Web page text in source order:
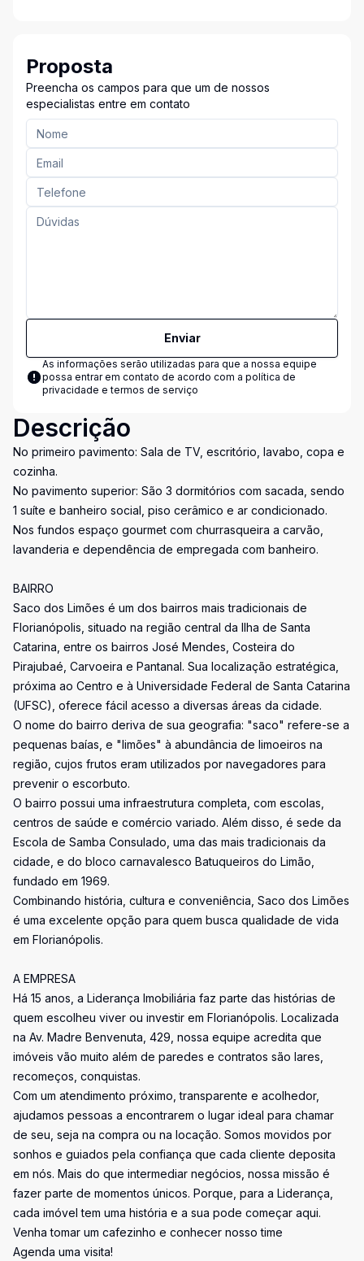
Proposta
Preencha os campos para que um de nossos
especialistas entre em contato
Enviar
As informações serão utilizadas para que a nossa equipe
possa entrar em contato de acordo com a política de
privacidade e termos de serviço
Descrição
No primeiro pavimento: Sala de TV, escritório, lavabo, copa e
cozinha.
No pavimento superior: São 3 dormitórios com sacada, sendo
1 suíte e banheiro social, piso cerâmico e ar condicionado.
Nos fundos espaço gourmet com churrasqueira a carvão,
lavanderia e dependência de empregada com banheiro.
BAIRRO
Saco dos Limões é um dos bairros mais tradicionais de
Florianópolis, situado na região central da Ilha de Santa
Catarina, entre os bairros José Mendes, Costeira do
Pirajubaé, Carvoeira e Pantanal. Sua localização estratégica,
próxima ao Centro e à Universidade Federal de Santa Catarina
(UFSC), oferece fácil acesso a diversas áreas da cidade.
O nome do bairro deriva de sua geografia: "saco" refere-se a
pequenas baías, e "limões" à abundância de limoeiros na
região, cujos frutos eram utilizados por navegadores para
prevenir o escorbuto.
O bairro possui uma infraestrutura completa, com escolas,
centros de saúde e comércio variado. Além disso, é sede da
Escola de Samba Consulado, uma das mais tradicionais da
cidade, e do bloco carnavalesco Batuqueiros do Limão,
fundado em 1969.
Combinando história, cultura e conveniência, Saco dos Limões
é uma excelente opção para quem busca qualidade de vida
em Florianópolis.
A EMPRESA
Há 15 anos, a Liderança Imobiliária faz parte das histórias de
quem escolheu viver ou investir em Florianópolis. Localizada
na Av. Madre Benvenuta, 429, nossa equipe acredita que
imóveis vão muito além de paredes e contratos são lares,
recomeços, conquistas.
Com um atendimento próximo, transparente e acolhedor,
ajudamos pessoas a encontrarem o lugar ideal para chamar
de seu, seja na compra ou na locação. Somos movidos por
sonhos e guiados pela confiança que cada cliente deposita
em nós. Mais do que intermediar negócios, nossa missão é
fazer parte de momentos únicos. Porque, para a Liderança,
cada imóvel tem uma história e a sua pode começar aqui.
Venha tomar um cafezinho e conhecer nosso time
Agenda uma visita!